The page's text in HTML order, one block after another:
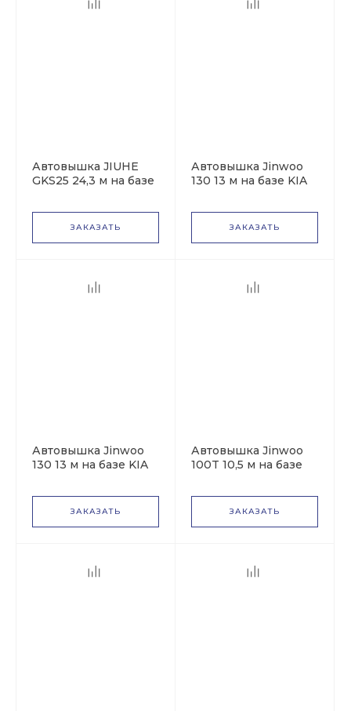
Автовышка JIUHE
GKS25 24,3 м на базе
ЗАКАЗАТЬ
Автовышка Jinwoo
130 13 м на базе KIA
ЗАКАЗАТЬ
Автовышка Jinwoo
130 13 м на базе KIA
ЗАКАЗАТЬ
Автовышка Jinwoo
100T 10,5 м на базе
ЗАКАЗАТЬ